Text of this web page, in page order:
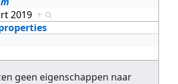
2019 +
geen eigenschappen naar